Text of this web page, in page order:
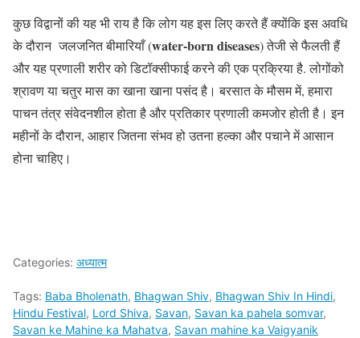
कुछ विद्वानों की यह भी राय है कि लोग यह इस लिए करते हैं क्योंकि इस अवधि
के दौरान जलजनित बीमारियाँ (water-born diseases) तेजी से फैलती हैं
और यह प्रणाली शरीर को डिटॉक्सीफाई करने की एक प्रक्रिया है. लोगोंको
श्रावण या चतुर मास का खाना खाना पसंद है। बरसात के मौसम में, हमारा
पाचन तंत्र संवेदनशील होता है और प्रतिकार प्रणाली कमजोर होती है। इन
महीनों के दौरान, आहार जितना संभव हो उतना हल्का और पचाने में आसान
होना चाहिए।
Categories: अध्यात्म
Tags: Baba Bholenath, Bhagwan Shiv, Bhagwan Shiv In Hindi,
Hindu Festival, Lord Shiva, Savan, Savan ka pahela somvar,
Savan ke Mahine ka Mahatva, Savan mahine ka Vaigyanik